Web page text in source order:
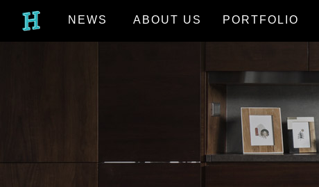
NEWS ABOUT US PORTFOLIO